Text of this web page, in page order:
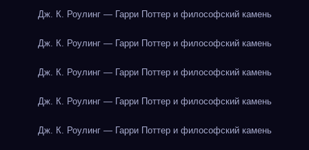
Дж. К. Роулинг — Гарри Поттер и философский камень
Дж. К. Роулинг — Гарри Поттер и философский камень
Дж. К. Роулинг — Гарри Поттер и философский камень
Дж. К. Роулинг — Гарри Поттер и философский камень
Дж. К. Роулинг — Гарри Поттер и философский камень